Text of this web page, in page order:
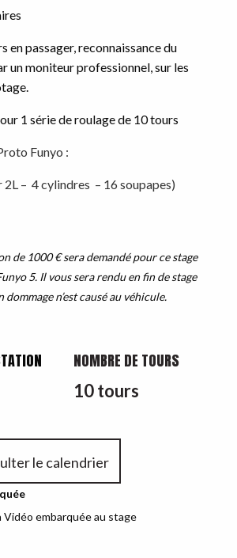
en passager, reconnaissance du
un moniteur professionnel, sur les
1 série de roulage de 10 tours
Funyo :
2L – 4 cylindres – 16 soupapes)
de 1000 € sera demandé pour ce stage
5. Il vous sera rendu en fin de stage
dommage n’est causé au véhicule.
NOMBRE DE TOURS
10 tours
le calendrier
Vidéo embarquée au stage